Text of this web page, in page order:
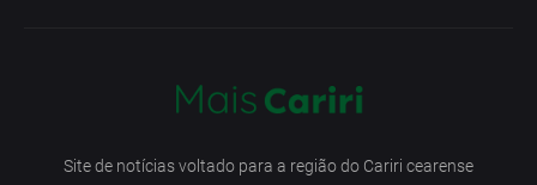
Site de notícias voltado para a região do Cariri cearense